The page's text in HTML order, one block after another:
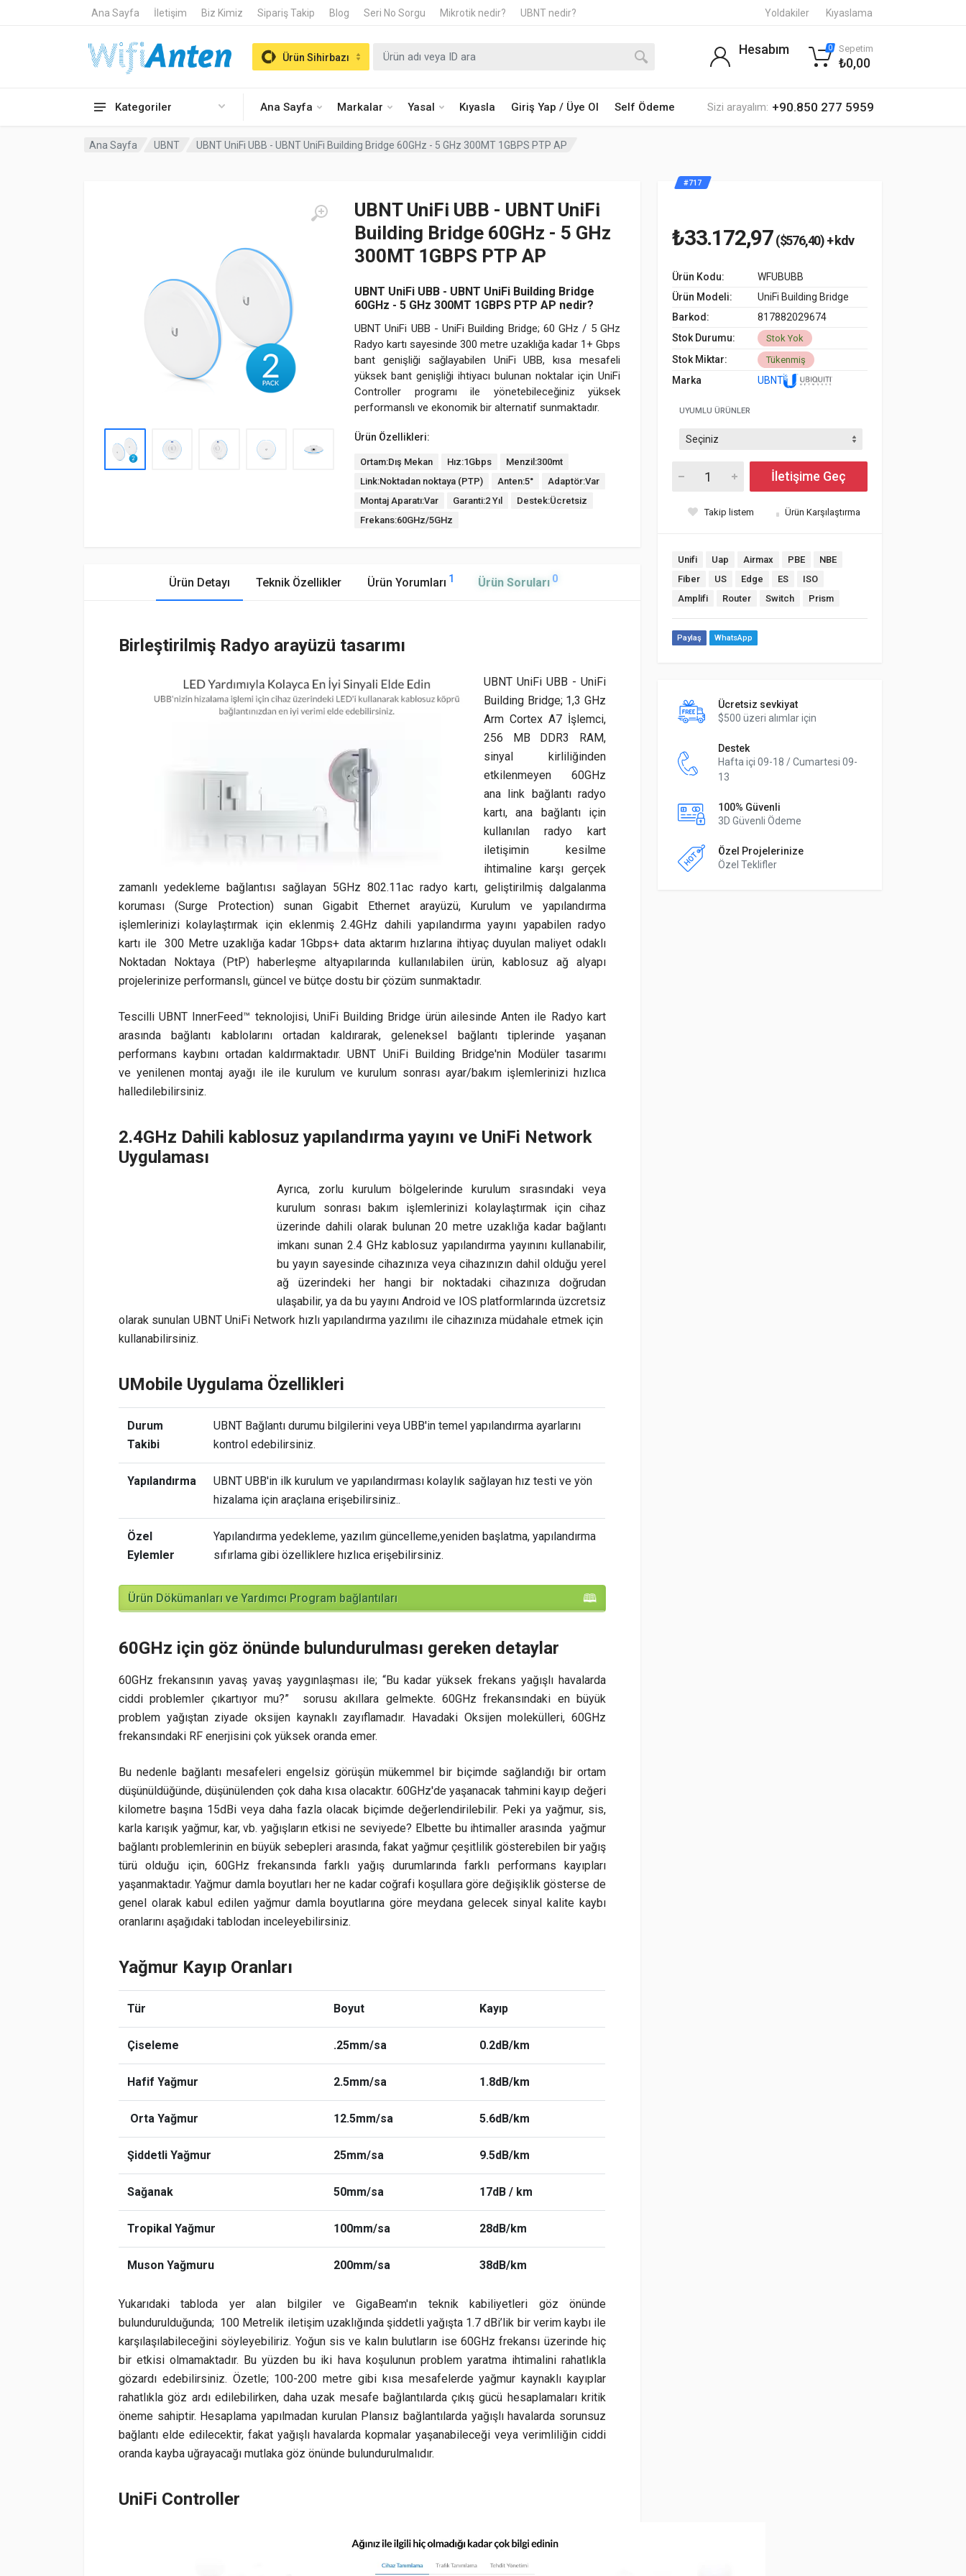
Ana Sayfa İletişim Biz Kimiz Sipariş Takip Blog Seri No Sorgu Mikrotik nedir? UBNT nedir? Yoldakiler Kıyaslama
Kategoriler Ana Sayfa Markalar Yasal Kıyasla Giriş Yap / Üye Ol Self Ödeme Sizi arayalım: +90.850 277 5959
Ürün Sihirbazı
Hesabım 0 Sepetim
₺0,00
Ana Sayfa UBNT UBNT UniFi UBB - UBNT UniFi Building Bridge 60GHz - 5 GHz 300MT 1GBPS PTP AP
UBNT UniFi UBB - UBNT UniFi
Building Bridge 60GHz - 5 GHz
300MT 1GBPS PTP AP
UBNT UniFi UBB - UBNT UniFi Building Bridge
60GHz - 5 GHz 300MT 1GBPS PTP AP nedir?
UBNT UniFi UBB - UniFi Building Bridge; 60 GHz / 5 GHz
Radyo kartı sayesinde 300 metre uzaklığa kadar 1+ Gbps
bant genişliği sağlayabilen UniFi UBB, kısa mesafeli
yüksek bant genişliği ihtiyacı bulunan noktalar için UniFi
Controller programı ile yönetebileceğiniz yüksek
performanslı ve ekonomik bir alternatif sunmaktadır.
Ürün Özellikleri:
Ortam:Dış Mekan Hız:1Gbps
Menzil:300mt
Link:Noktadan noktaya (PTP)
Anten:5°
Adaptör:Var
Montaj Aparatı:Var
Garanti:2 Yıl
Destek:Ücretsiz
Frekans:60GHz/5GHz
#717
₺33.172,97($576,40) + kdv
Ürün Kodu:
WFUBUBB
Ürün Modeli:
UniFi Building Bridge
Barkod:
817882029674
Stok Durumu:
Stok Yok
Stok Miktar: Tükenmiş
Marka UBNT
UYUMLU ÜRÜNLER
İletişime Geç
Takip listem Ürün Karşılaştırma
Unifi Uap Airmax PBE
NBE
Fiber
US Edge ES
ISO
Amplifi
Router Switch Prism
Paylaş WhatsApp
Ücretsiz sevkiyat
$500 üzeri alımlar için
Destek
Hafta içi 09-18 / Cumartesi 09-
13
100% Güvenli
3D Güvenli Ödeme
Özel Projelerinize
Özel Teklifler
Ürün Detayı Teknik Özellikler Ürün Yorumları 1 Ürün Soruları 0
Birleştirilmiş Radyo arayüzü tasarımı
UBNT UniFi UBB - UniFi
Building Bridge; 1,3 GHz
Arm Cortex A7 İşlemci,
256 MB DDR3 RAM,
sinyal kirliliğinden
etkilenmeyen 60GHz
ana link bağlantı radyo
kartı, ana bağlantı için
kullanılan radyo kart
iletişimin kesilme
ihtimaline karşı gerçek
zamanlı yedekleme bağlantısı sağlayan 5GHz 802.11ac radyo kartı, geliştirilmiş dalgalanma
koruması (Surge Protection) sunan Gigabit Ethernet arayüzü, Kurulum ve yapılandırma
işlemlerinizi kolaylaştırmak için eklenmiş 2.4GHz dahili yapılandırma yayını yapabilen radyo
kartı ile 300 Metre uzaklığa kadar 1Gbps+ data aktarım hızlarına ihtiyaç duyulan maliyet odaklı
Noktadan Noktaya (PtP) haberleşme altyapılarında kullanılabilen ürün, kablosuz ağ alyapı
projelerinize performanslı, güncel ve bütçe dostu bir çözüm sunmaktadır.
Tescilli UBNT InnerFeed™ teknolojisi, UniFi Building Bridge ürün ailesinde Anten ile Radyo kart
arasında bağlantı kablolarını ortadan kaldırarak, geleneksel bağlantı tiplerinde yaşanan
performans kaybını ortadan kaldırmaktadır. UBNT UniFi Building Bridge'nin Modüler tasarımı
ve yenilenen montaj ayağı ile ile kurulum ve kurulum sonrası ayar/bakım işlemlerinizi hızlıca
halledilebilirsiniz.
2.4GHz Dahili kablosuz yapılandırma yayını ve UniFi Network
Uygulaması
Ayrıca, zorlu kurulum bölgelerinde kurulum sırasındaki veya
kurulum sonrası bakım işlemlerinizi kolaylaştırmak için cihaz
üzerinde dahili olarak bulunan 20 metre uzaklığa kadar bağlantı
imkanı sunan 2.4 GHz kablosuz yapılandırma yayınını kullanabilir,
bu yayın sayesinde cihazınıza veya cihazınızın dahil olduğu yerel
ağ üzerindeki her hangi bir noktadaki cihazınıza doğrudan
ulaşabilir, ya da bu yayını Android ve IOS platformlarında üzcretsiz
olarak sunulan UBNT UniFi Network hızlı yapılandırma yazılımı ile cihazınıza müdahale etmek için
kullanabilirsiniz.
UMobile Uygulama Özellikleri
Durum
Takibi
UBNT Bağlantı durumu bilgilerini veya UBB'in temel yapılandırma ayarlarını
kontrol edebilirsiniz.
Yapılandırma
UBNT UBB'in ilk kurulum ve yapılandırması kolaylık sağlayan hız testi ve yön
hizalama için araçlaına erişebilirsiniz..
Özel
Eylemler
Yapılandırma yedekleme, yazılım güncelleme,yeniden başlatma, yapılandırma
sıfırlama gibi özelliklere hızlıca erişebilirsiniz.
Ürün Dökümanları ve Yardımcı Program bağlantıları
60GHz için göz önünde bulundurulması gereken detaylar
60GHz frekansının yavaş yavaş yaygınlaşması ile; “Bu kadar yüksek frekans yağışlı havalarda
ciddi problemler çıkartıyor mu?” sorusu akıllara gelmekte. 60GHz frekansındaki en büyük
problem yağıştan ziyade oksijen kaynaklı zayıflamadır. Havadaki Oksijen molekülleri, 60GHz
frekansındaki RF enerjisini çok yüksek oranda emer.
Bu nedenle bağlantı mesafeleri engelsiz görüşün mükemmel bir biçimde sağlandığı bir ortam
düşünüldüğünde, düşünülenden çok daha kısa olacaktır. 60GHz'de yaşanacak tahmini kayıp değeri
kilometre başına 15dBi veya daha fazla olacak biçimde değerlendirilebilir. Peki ya yağmur, sis,
karla karışık yağmur, kar, vb. yağışların etkisi ne seviyede? Elbette bu ihtimaller arasında yağmur
bağlantı problemlerinin en büyük sebepleri arasında, fakat yağmur çeşitlilik gösterebilen bir yağış
türü olduğu için, 60GHz frekansında farklı yağış durumlarında farklı performans kayıpları
yaşanmaktadır. Yağmur damla boyutları her ne kadar coğrafi koşullara göre değişiklik gösterse de
genel olarak kabul edilen yağmur damla boyutlarına göre meydana gelecek sinyal kalite kaybı
oranlarını aşağıdaki tablodan inceleyebilirsiniz.
Yağmur Kayıp Oranları
Tür Boyut Kayıp
Çiseleme .25mm/sa 0.2dB/km
Hafif Yağmur 2.5mm/sa 1.8dB/km
Orta Yağmur 12.5mm/sa 5.6dB/km
Şiddetli Yağmur 25mm/sa 9.5dB/km
Sağanak 50mm/sa 17dB / km
Tropikal Yağmur 100mm/sa 28dB/km
Muson Yağmuru 200mm/sa 38dB/km
Yukarıdaki tabloda yer alan bilgiler ve GigaBeam'ın teknik kabiliyetleri göz önünde
bulundurulduğunda; 100 Metrelik iletişim uzaklığında şiddetli yağışta 1.7 dBi’lik bir verim kaybı ile
karşılaşılabileceğini söyleyebiliriz. Yoğun sis ve kalın bulutların ise 60GHz frekansı üzerinde hiç
bir etkisi olmamaktadır. Bu yüzden bu iki hava koşulunun problem yaratma ihtimalini rahatlıkla
gözardı edebilirsiniz. Özetle; 100-200 metre gibi kısa mesafelerde yağmur kaynaklı kayıplar
rahatlıkla göz ardı edilebilirken, daha uzak mesafe bağlantılarda çıkış gücü hesaplamaları kritik
öneme sahiptir. Hesaplama yapılmadan kurulan Plansız bağlantılarda yağışlı havalarda sorunsuz
bağlantı elde edilecektir, fakat yağışlı havalarda kopmalar yaşanabileceği veya verimliliğin ciddi
oranda kayba uğrayacağı mutlaka göz önünde bulundurulmalıdır.
UniFi Controller